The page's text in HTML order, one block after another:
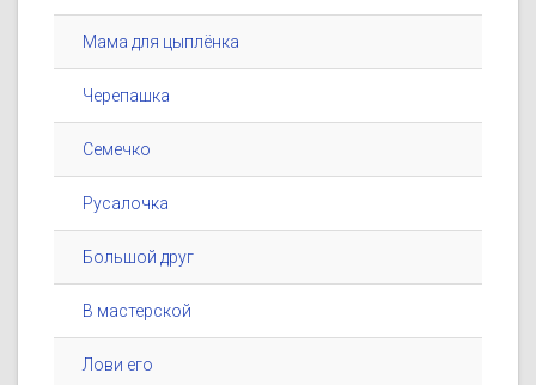
Мама для цыплёнка
Черепашка
Семечко
Русалочка
Большой друг
В мастерской
Лови его